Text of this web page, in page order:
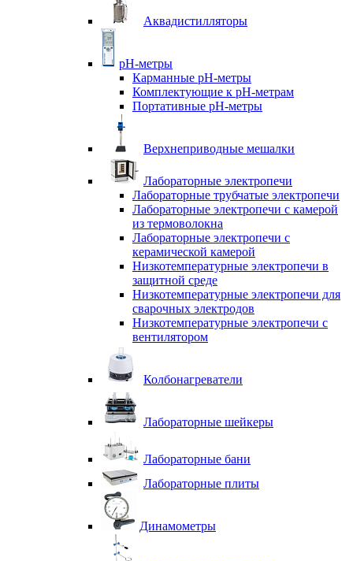
Аквадистилляторы
pH-метры
Карманные pH-метры
Комплектующие к pH-метрам
Портативные pH-метры
Верхнеприводные мешалки
Лабораторные электропечи
Лабораторные трубчатые электропечи
Лабораторные электропечи с камерой
из термоволокна
Лабораторные электропечи с
керамической камерой
Низкотемпературные электропечи в
защитной среде
Низкотемпературные электропечи для
cварочных электродов
Низкотемпературные электропечи с
вентилятором
Колбонагреватели
Лабораторные шейкеры
Лабораторные бани
Лабораторные плиты
Динамометры